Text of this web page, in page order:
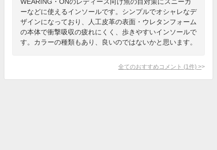
ーなどに使えるインソールです。シンプルでオシャレなデ
ザインになっており、人工皮革の表面・ウレタンフォーム
の本体で衝撃吸収の疲れにくく、歩きやすいインソールで
す。カラーの種類もあり、良いのではないかと思います。
全てのおすすめコメント (1 件) >